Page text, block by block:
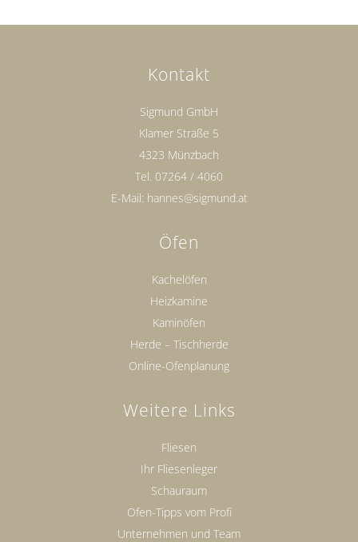
Kontakt
Sigmund GmbH
Klamer Straße 5
4323 Münzbach
Tel. 07264 / 4060
E-Mail: hannes@sigmund.at
Öfen
Kachelöfen
Heizkamine
Kaminöfen
Herde – Tischherde
Online-Ofenplanung
Weitere Links
Fliesen
Ihr Fliesenleger
Schauraum
Ofen-Tipps vom Profi
Unternehmen und Team